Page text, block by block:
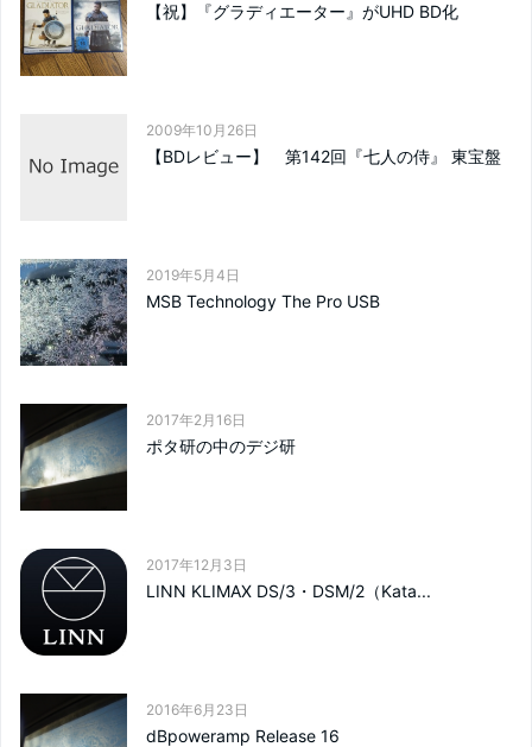
【祝】『グラディエーター』がUHD BD化
2009年10月26日
【BDレビュー】 第142回『七人の侍』 東宝盤
2019年5月4日
MSB Technology The Pro USB
2017年2月16日
ポタ研の中のデジ研
2017年12月3日
LINN KLIMAX DS/3・DSM/2（Kata...
2016年6月23日
dBpoweramp Release 16